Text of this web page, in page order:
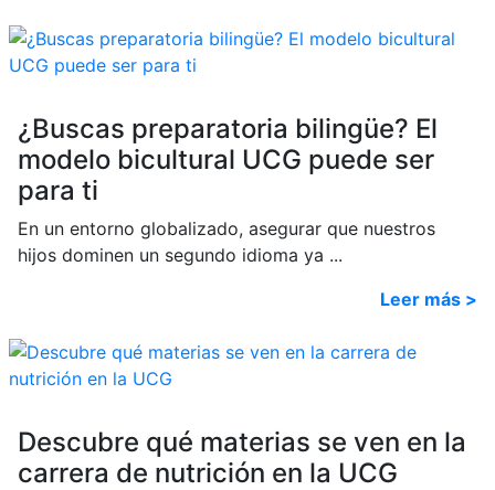
¿Buscas preparatoria bilingüe? El
modelo bicultural UCG puede ser
para ti
En un entorno globalizado, asegurar que nuestros
hijos dominen un segundo idioma ya ...
Leer más >
Descubre qué materias se ven en la
carrera de nutrición en la UCG